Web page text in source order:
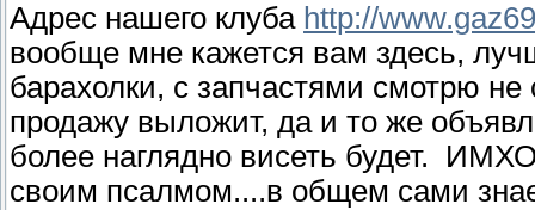
Адрес нашего клуба http://
вообще мне кажется вам здесь,
барахолки, с запчастями смотрю не
продажу выложит, да и то же
более наглядно висеть будет.
своим псалмом....в общем сами